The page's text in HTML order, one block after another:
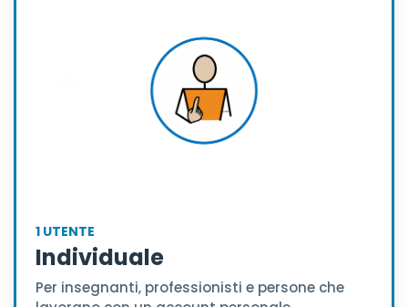
1 UTENTE
Individuale
Per insegnanti, professionisti e persone che